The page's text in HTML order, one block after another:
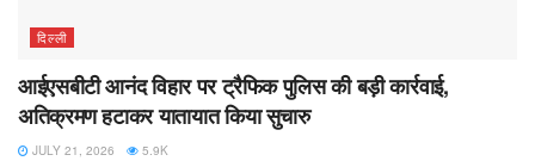
दिल्ली
आईएसबीटी आनंद विहार पर ट्रैफिक पुलिस की बड़ी कार्रवाई,
अतिक्रमण हटाकर यातायात किया सुचारु
JULY 21, 2026 5.9K